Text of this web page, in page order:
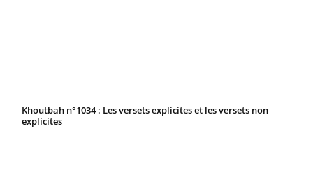
Khoutbah n°1034 : Les versets explicites et les versets non
explicites